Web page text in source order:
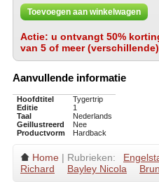
Toevoegen aan winkelwagen
Actie: u ontvangt 50%
van 5 of meer
Aanvullende informatie
Hoofdtitel
Tygertrip
Editie
1
Taal
Nederlands
Geillustreerd
Nee
Productvorm
Hardback
Home | Rubrieken:
Richard
Bayley Nicola